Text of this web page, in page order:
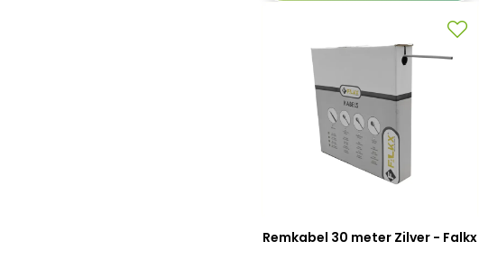
Remkabel 30 meter Zilver - Falkx